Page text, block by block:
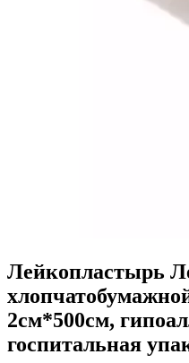
Лейкопластырь
2см*500см,
госпитальная